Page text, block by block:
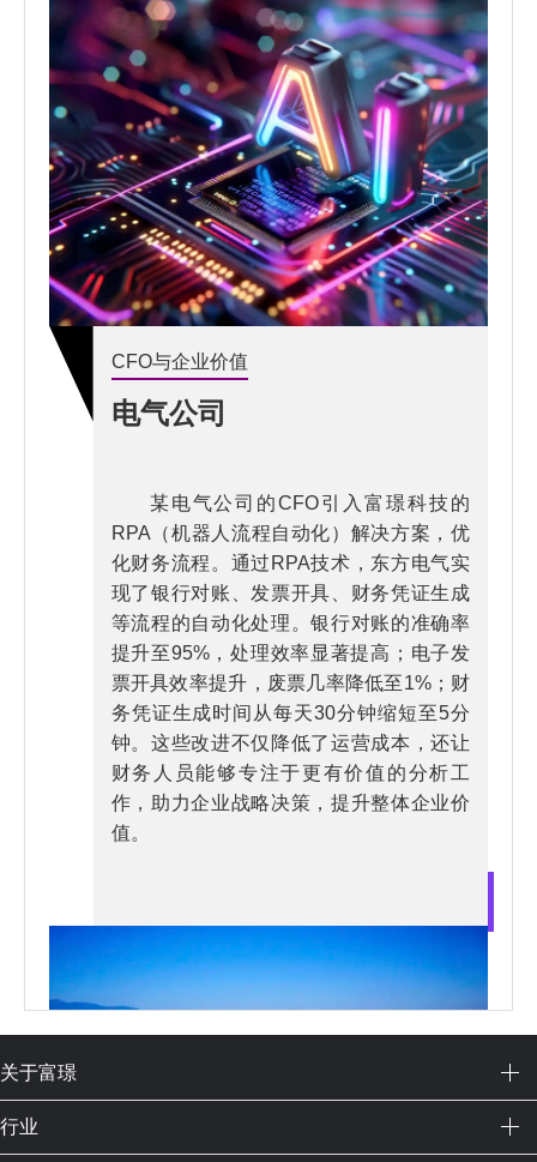
CFO与企业价值
电气公司
某电气公司的CFO引入富璟科技的
RPA（机器人流程自动化）解决方案，优
化财务流程。通过RPA技术，东方电气实
现了银行对账、发票开具、财务凭证生成
等流程的自动化处理。银行对账的准确率
提升至95%，处理效率显著提高；电子发
票开具效率提升，废票几率降低至1%；财
务凭证生成时间从每天30分钟缩短至5分
钟。这些改进不仅降低了运营成本，还让
财务人员能够专注于更有价值的分析工
作，助力企业战略决策，提升整体企业价
值。
关于富璟
行业